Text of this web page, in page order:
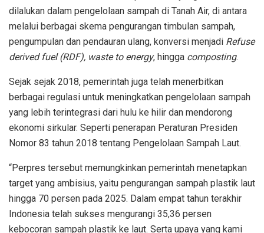
dilalukan dalam pengelolaan sampah di Tanah Air, di antara
melalui berbagai skema pengurangan timbulan sampah,
pengumpulan dan pendauran ulang, konversi menjadi Refuse
derived fuel (RDF), waste to energy, hingga composting.
Sejak sejak 2018, pemerintah juga telah menerbitkan
berbagai regulasi untuk meningkatkan pengelolaan sampah
yang lebih terintegrasi dari hulu ke hilir dan mendorong
ekonomi sirkular. Seperti penerapan Peraturan Presiden
Nomor 83 tahun 2018 tentang Pengelolaan Sampah Laut.
“Perpres tersebut memungkinkan pemerintah menetapkan
target yang ambisius, yaitu pengurangan sampah plastik laut
hingga 70 persen pada 2025. Dalam empat tahun terakhir
Indonesia telah sukses mengurangi 35,36 persen
kebocoran sampah plastik ke laut. Serta upaya yang kami